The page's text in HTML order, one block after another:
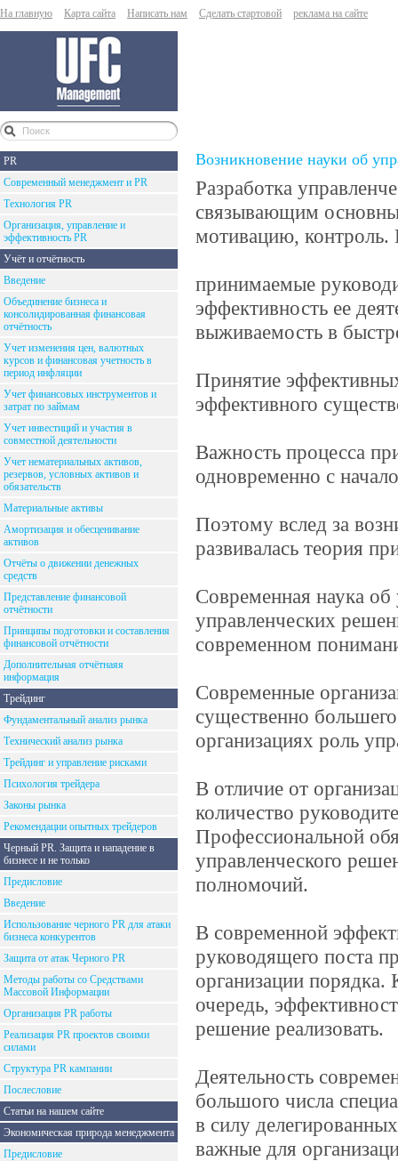
На главную Карта сайта Написать нам Сделать стартовой реклама на сайте
PR
Современный менеджмент и PR
Технология PR
Организация, управление и
эффективность PR
Учёт и отчётность
Введение
Объединение бизнеса и
консолидированная финансовая
отчётность
Учет изменения цен, валютных
курсов и финансовая учетность в
период инфляции
Учет финансовых инструментов и
затрат по займам
Учет инвестиций и участия в
совместной деятельности
Учет нематериальных активов,
резервов, условных активов и
обязательств
Материальные активы
Амортизация и обесценивание
активов
Отчёты о движении денежных
средств
Представление финансовой
отчётности
Принципы подготовки и составления
финансовой отчётности
Дополнительная отчётнаяя
информация
Трейдинг
Фундаментальный анализ рынка
Технический анализ рынка
Трейдинг и управление рисками
Психология трейдера
Законы рынка
Рекомендации опытных трейдеров
Черный PR. Защита и нападение в
бизнесе и не только
Предисловие
Введение
Использование черного PR для атаки
бизнеса конкурентов
Защита от атак Черного PR
Методы работы со Средствами
Массовой Информации
Организация PR работы
Реализация PR проектов своими
силами
Структура PR кампании
Послесловие
Статьи на нашем сайте
Экономическая природа менеджмента
Предисловие
Возникновение науки об
Разработка
связывающим
мотивацию,
принимаемые
эффективность ее
выживаемость в
Принятие
эффективного
Важность процесса
одновременно с
Поэтому вслед за
развивалась теория
Современная наука об
управленческих
современном
Современные
существенно
организациях роль
В отличие от
количество
Профессиональной
управленческого
полномочий.
В современной
руководящего поста
организации порядка.
очередь,
решение реализовать.
Деятельность
большого числа
в силу
важные для